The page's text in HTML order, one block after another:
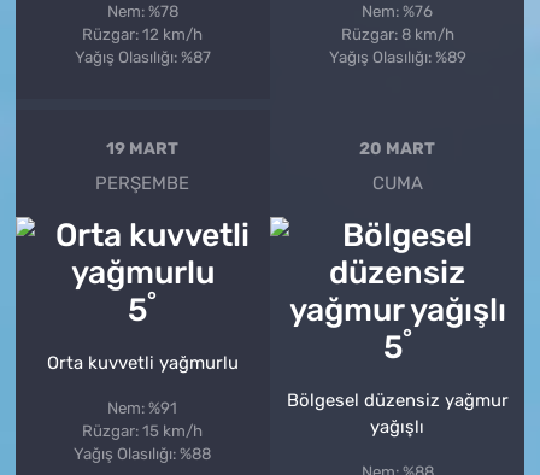
Nem: %78
Rüzgar: 12 km/h
Yağış Olasılığı: %87
Nem: %76
Rüzgar: 8 km/h
Yağış Olasılığı: %89
19 MART
PERŞEMBE
5°
Orta kuvvetli yağmurlu
Nem: %91
Rüzgar: 15 km/h
Yağış Olasılığı: %88
20 MART
CUMA
5°
Bölgesel düzensiz yağmur
yağışlı